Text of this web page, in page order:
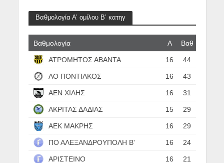
Βαθμολογία Α’ ομίλου Β’ κατηγ
Βαθμολογία Α Βαθ
ΑΤΡΟΜΗΤΟΣ ΑΒΑΝΤΑ 16 44
ΑΟ ΠΟΝΤΙΑΚΟΣ 16 43
ΑΕΝ ΧΙΛΗΣ 16 31
ΑΚΡΙΤΑΣ ΔΑΔΙΑΣ 15 29
ΑΕΚ ΜΑΚΡΗΣ 16 29
ΠΟ ΑΛΕΞΑΝΔΡΟΥΠΟΛΗ Β' 16 24
ΑΡΙΣΤΕΙΝΟ 16 21